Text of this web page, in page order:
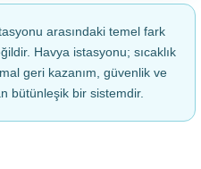
arasındaki temel fark
Havya istasyonu; sıcaklık
geri kazanım, güvenlik ve
bütünleşik bir sistemdir.